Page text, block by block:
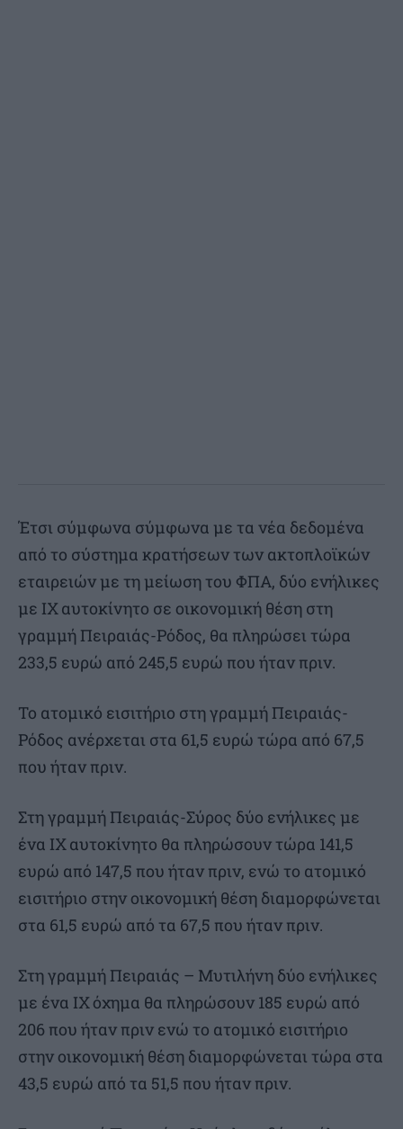
Έτσι σύμφωνα σύμφωνα με τα νέα δεδομένα
από το σύστημα κρατήσεων των ακτοπλοϊκών
εταιρειών με τη μείωση του ΦΠΑ, δύο ενήλικες
με ΙΧ αυτοκίνητο σε οικονομική θέση στη
γραμμή Πειραιάς-Ρόδος, θα πληρώσει τώρα
233,5 ευρώ από 245,5 ευρώ που ήταν πριν.
Το ατομικό εισιτήριο στη γραμμή Πειραιάς-
Ρόδος ανέρχεται στα 61,5 ευρώ τώρα από 67,5
που ήταν πριν.
Στη γραμμή Πειραιάς-Σύρος δύο ενήλικες με
ένα ΙΧ αυτοκίνητο θα πληρώσουν τώρα 141,5
ευρώ από 147,5 που ήταν πριν, ενώ το ατομικό
εισιτήριο στην οικονομική θέση διαμορφώνεται
στα 61,5 ευρώ από τα 67,5 που ήταν πριν.
Στη γραμμή Πειραιάς – Μυτιλήνη δύο ενήλικες
με ένα ΙΧ όχημα θα πληρώσουν 185 ευρώ από
206 που ήταν πριν ενώ το ατομικό εισιτήριο
στην οικονομική θέση διαμορφώνεται τώρα στα
43,5 ευρώ από τα 51,5 που ήταν πριν.